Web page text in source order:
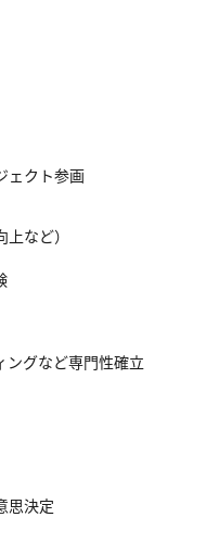
ェクト参画
など）
ングなど専門性確立
思決定